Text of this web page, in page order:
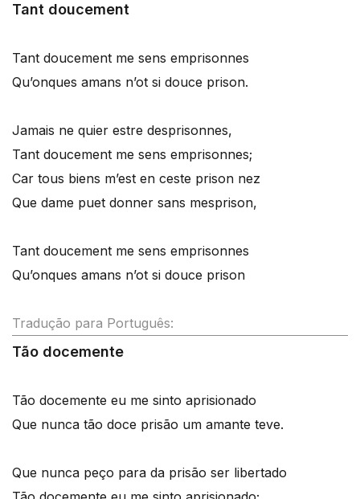
Tant doucement
Tant doucement me sens emprisonnes
Qu’onques amans n’ot si douce prison.
Jamais ne quier estre desprisonnes,
Tant doucement me sens emprisonnes;
Car tous biens m’est en ceste prison nez
Que dame puet donner sans mesprison,
Tant doucement me sens emprisonnes
Qu’onques amans n’ot si douce prison
Tradução para Português:
Tão docemente
Tão docemente eu me sinto aprisionado
Que nunca tão doce prisão um amante teve.
Que nunca peço para da prisão ser libertado